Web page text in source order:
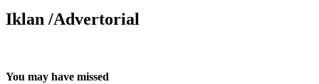
Iklan /Advertorial
You may have missed